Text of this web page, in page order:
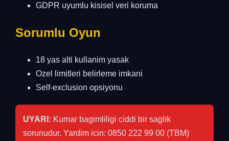
GDPR uyumlu kisisel veri koruma
Sorumlu Oyun
18 yas alti kullanim yasak
Ozel limitleri belirleme imkani
Self-exclusion opsiyonu
UYARI: Kumar bagimliligi ciddi bir saglik
sorunudur. Yardim icin: 0850 222 99 00 (TBM)